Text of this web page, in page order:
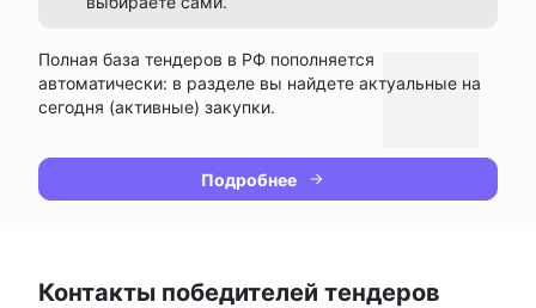
Полная база тендеров в РФ пополняется
автоматически: в разделе вы найдете актуальные на
сегодня (активные) закупки.
Подробнее
Контакты победителей тендеров